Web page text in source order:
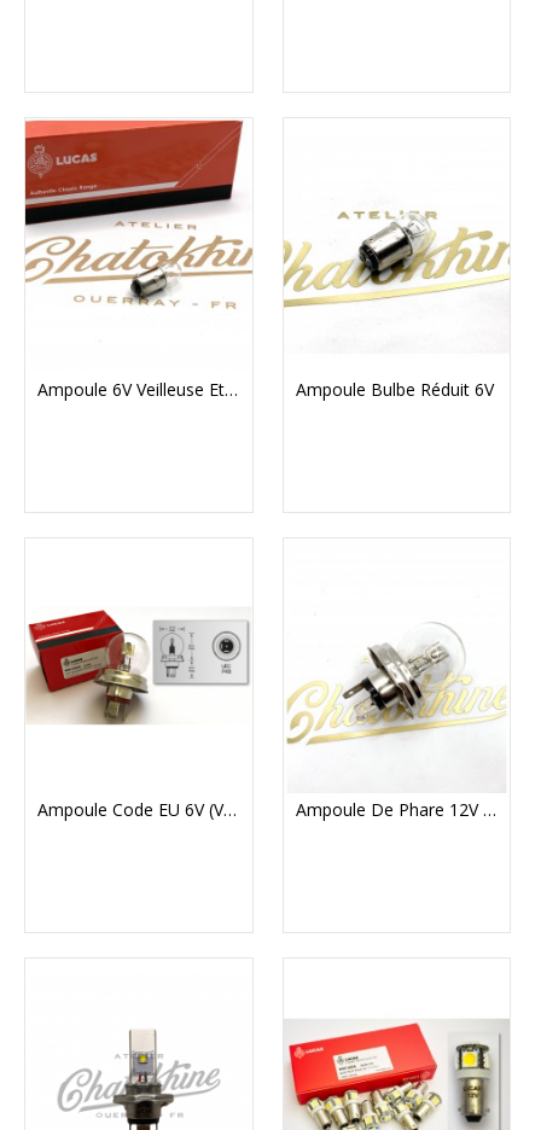
Ampoule 6V Veilleuse Et Instruments (V-BULB293) Ampoule Bulbe Réduit 6V
Ampoule Code EU 6V (V-BULB423) Ampoule De Phare 12V Code Européen